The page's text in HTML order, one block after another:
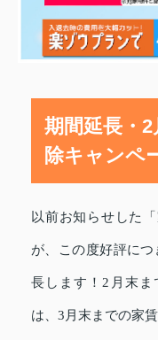
期間延長・
除キャンペ
以前お知らせした
が、この度好評に
長します！2月末ま
は、3月末までの家